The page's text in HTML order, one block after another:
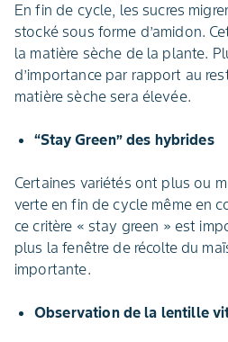
En fin de cycle, les sucres
stocké sous forme d’amidon.
la matière sèche de la plante.
d’importance par rapport au
matière sèche sera élevée.
“Stay Green” des hybrides
Certaines variétés ont plus ou
verte en fin de cycle même en
ce critère « stay green » est
plus la fenêtre de récolte du
importante.
Observation de la lentille